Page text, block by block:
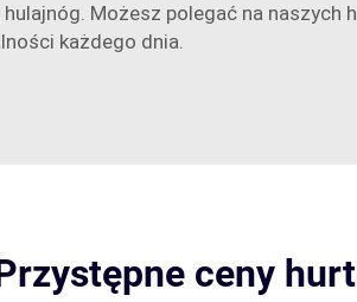
Możesz polegać na naszych
każdego dnia.
ceny